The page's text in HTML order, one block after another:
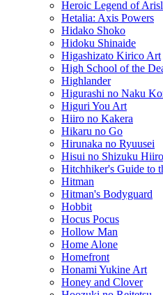
Heroic Legend of
Hetalia: Axis Powers
Hidako Shoko
Hidoku Shinaide
Higashizato Kirico Art
High School of the
Highlander
Higurashi no Naku
Higuri You Art
Hiiro no Kakera
Hikaru no Go
Hirunaka no Ryuusei
Hisui no Shizuku
Hitchhiker's Guide to
Hitman
Hitman's Bodyguard
Hobbit
Hocus Pocus
Hollow Man
Home Alone
Homefront
Honami Yukine Art
Honey and Clover